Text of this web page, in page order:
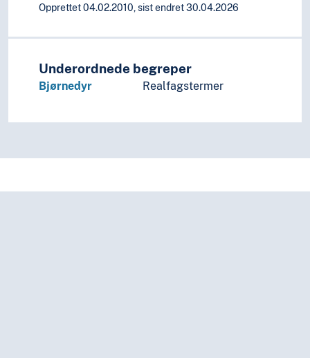
Opprettet 04.02.2010, sist endret 30.04.2026
Underordnede begreper
Bjørnedyr Realfagstermer